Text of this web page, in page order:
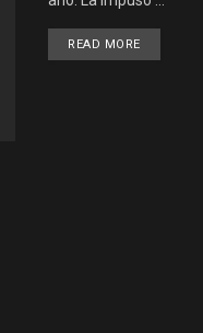
READ MOREDETAILS